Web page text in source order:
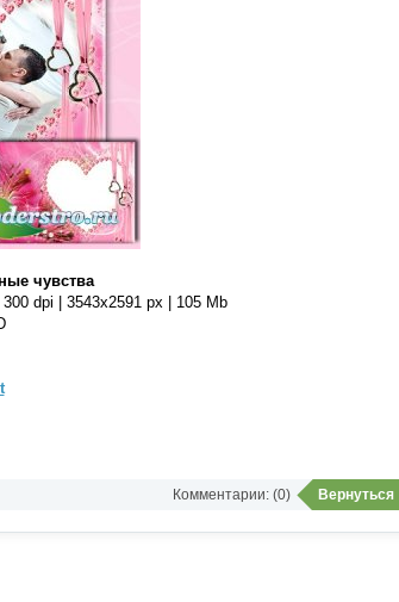
чувства
dpi | 3543x2591 px | 105 Mb
Вернуться
Комментарии: (0)